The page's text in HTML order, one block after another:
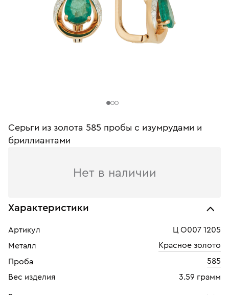
Серьги из золота 585 пробы с изумрудами и
бриллиантами
Нет в наличии
Характеристики
Артикул
Ц О007 1205
Металл
Красное золото
Проба
585
Вес изделия
3.59 грамм